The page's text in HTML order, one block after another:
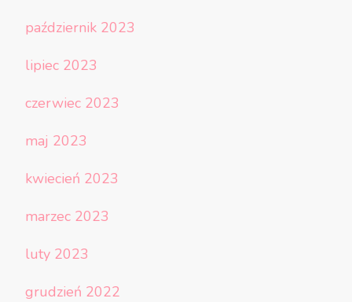
październik 2023
lipiec 2023
czerwiec 2023
maj 2023
kwiecień 2023
marzec 2023
luty 2023
grudzień 2022